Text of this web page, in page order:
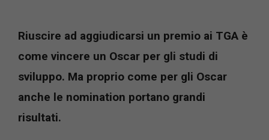
Riuscire ad aggiudicarsi un premio ai TGA è
come vincere un Oscar per gli studi di
sviluppo. Ma proprio come per gli Oscar
anche le nomination portano grandi
risultati.